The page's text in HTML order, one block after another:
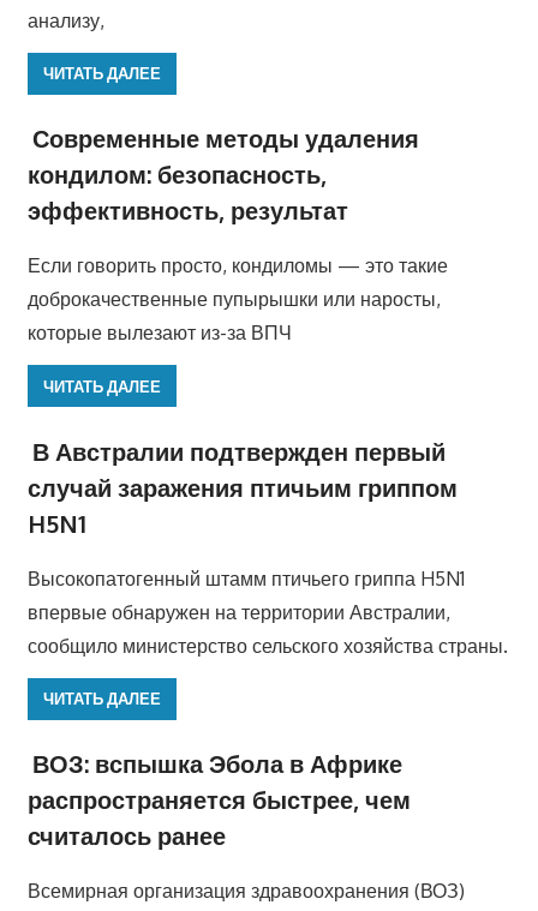
анализу,
ЧИТАТЬ ДАЛЕЕ
Современные методы удаления
кондилом: безопасность,
эффективность, результат
Если говорить просто, кондиломы — это такие
доброкачественные пупырышки или наросты,
которые вылезают из-за ВПЧ
ЧИТАТЬ ДАЛЕЕ
В Австралии подтвержден первый
случай заражения птичьим гриппом
H5N1
Высокопатогенный штамм птичьего гриппа H5N1
впервые обнаружен на территории Австралии,
сообщило министерство сельского хозяйства страны.
ЧИТАТЬ ДАЛЕЕ
ВОЗ: вспышка Эбола в Африке
распространяется быстрее, чем
считалось ранее
Всемирная организация здравоохранения (ВОЗ)